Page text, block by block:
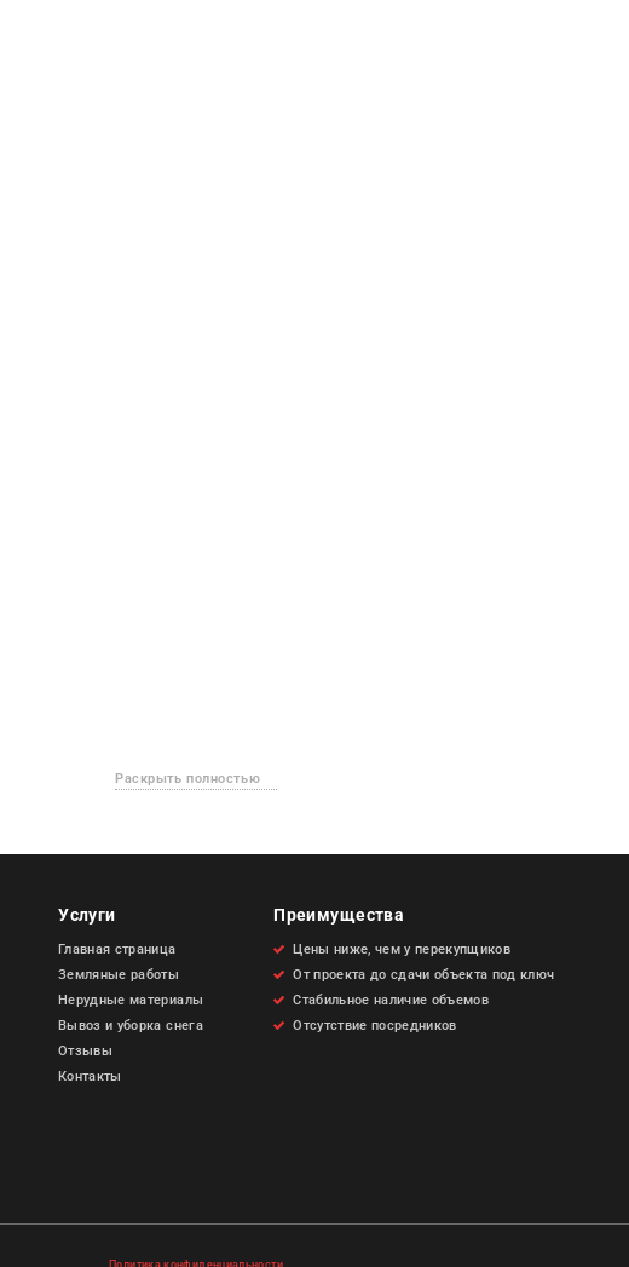
Раскрыть полностью
Услуги
Главная страница
Земляные работы
Нерудные материалы
Вывоз и уборка снега
Отзывы
Контакты
Преимущества
Цены ниже, чем у перекупщиков
От проекта до сдачи объекта под ключ
Стабильное наличие объемов
Отсутствие посредников